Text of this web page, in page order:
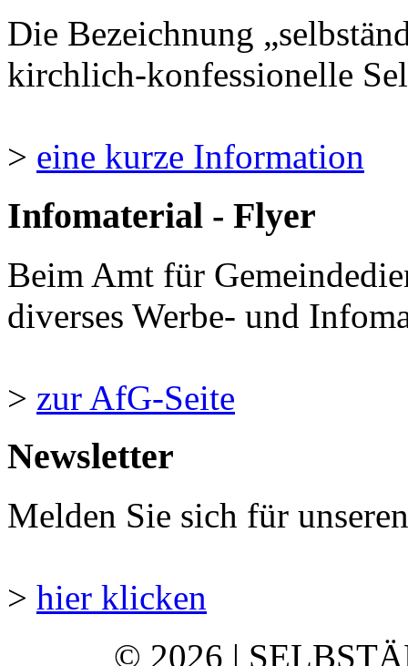
Die Bezeichnung
kirchlich-konfessionelle
> eine kurze Information
Infomaterial - Flyer
Beim Amt für
diverses Werbe- und
> zur AfG-Seite
Newsletter
Melden Sie sich für
> hier klicken
© 2026 |